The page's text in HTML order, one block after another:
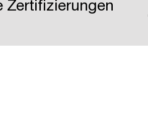
Zertifizierungen